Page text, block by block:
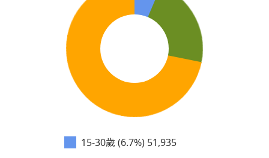
15-30歲 (6.7%) 51,935